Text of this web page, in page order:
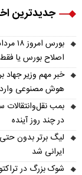
جدیدترین
اصلاح بورس یا
خبر مهم وزیر جهاد
هوش مصنوعی وارد
بمب نقل‌وانتقالات
در چند روز آینده
ایرانی شد